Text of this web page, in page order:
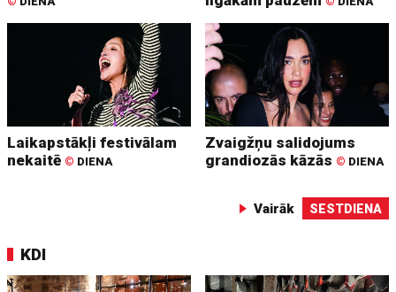
Laikapstākļi festivālam
nekaitē © DIENA
Zvaigžņu salidojums
grandiozās kāzās © DIENA
Vairāk SESTDIENA
KDI